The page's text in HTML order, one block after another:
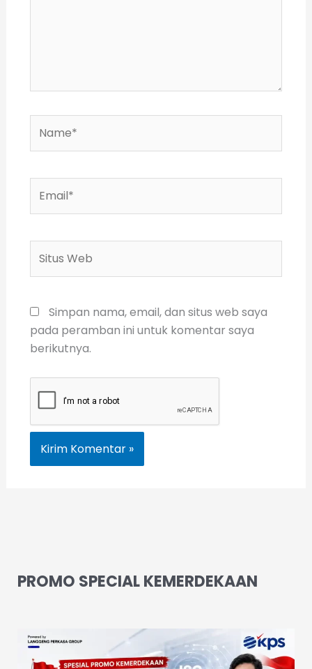
Web
Simpan nama, email, dan situs web saya
pada peramban ini untuk komentar saya
berikutnya.
PROMO SPECIAL KEMERDEKAAN